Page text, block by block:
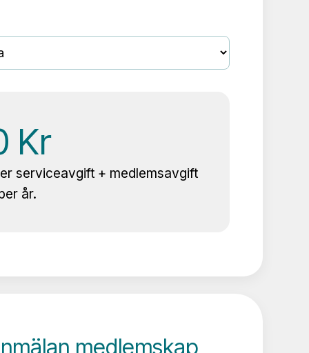
serviceavgift + medlemsavgift
år.
medlemskap